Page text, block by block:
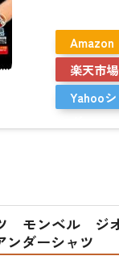
Amazon
楽天市場
Yahoo
モンベル ジ
ンダーシャツ